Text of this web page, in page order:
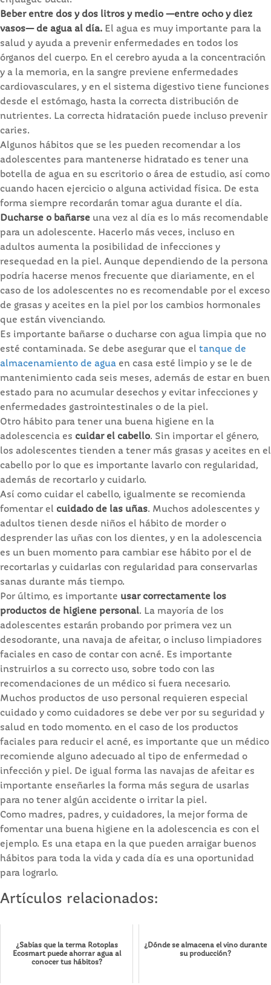
Beber entre dos y dos litros y medio —entre ocho y diez
vasos— de agua al día. El agua es muy importante para la
salud y ayuda a prevenir enfermedades en todos los
órganos del cuerpo. En el cerebro ayuda a la concentración
y a la memoria, en la sangre previene enfermedades
cardiovasculares, y en el sistema digestivo tiene funciones
desde el estómago, hasta la correcta distribución de
nutrientes. La correcta hidratación puede incluso prevenir
caries.
Algunos hábitos que se les pueden recomendar a los
adolescentes para mantenerse hidratado es tener una
botella de agua en su escritorio o área de estudio, así como
cuando hacen ejercicio o alguna actividad física. De esta
forma siempre recordarán tomar agua durante el día.
Ducharse o bañarse una vez al día es lo más recomendable
para un adolescente. Hacerlo más veces, incluso en
adultos aumenta la posibilidad de infecciones y
resequedad en la piel. Aunque dependiendo de la persona
podría hacerse menos frecuente que diariamente, en el
caso de los adolescentes no es recomendable por el exceso
de grasas y aceites en la piel por los cambios hormonales
que están vivenciando.
Es importante bañarse o ducharse con agua limpia que no
esté contaminada. Se debe asegurar que el tanque de
almacenamiento de agua en casa esté limpio y se le de
mantenimiento cada seis meses, además de estar en buen
estado para no acumular desechos y evitar infecciones y
enfermedades gastrointestinales o de la piel.
Otro hábito para tener una buena higiene en la
adolescencia es cuidar el cabello. Sin importar el género,
los adolescentes tienden a tener más grasas y aceites en el
cabello por lo que es importante lavarlo con regularidad,
además de recortarlo y cuidarlo.
Así como cuidar el cabello, igualmente se recomienda
fomentar el cuidado de las uñas. Muchos adolescentes y
adultos tienen desde niños el hábito de morder o
desprender las uñas con los dientes, y en la adolescencia
es un buen momento para cambiar ese hábito por el de
recortarlas y cuidarlas con regularidad para conservarlas
sanas durante más tiempo.
Por último, es importante usar correctamente los
productos de higiene personal. La mayoría de los
adolescentes estarán probando por primera vez un
desodorante, una navaja de afeitar, o incluso limpiadores
faciales en caso de contar con acné. Es importante
instruirlos a su correcto uso, sobre todo con las
recomendaciones de un médico si fuera necesario.
Muchos productos de uso personal requieren especial
cuidado y como cuidadores se debe ver por su seguridad y
salud en todo momento. en el caso de los productos
faciales para reducir el acné, es importante que un médico
recomiende alguno adecuado al tipo de enfermedad o
infección y piel. De igual forma las navajas de afeitar es
importante enseñarles la forma más segura de usarlas
para no tener algún accidente o irritar la piel.
Como madres, padres, y cuidadores, la mejor forma de
fomentar una buena higiene en la adolescencia es con el
ejemplo. Es una etapa en la que pueden arraigar buenos
hábitos para toda la vida y cada día es una oportunidad
para lograrlo.
Artículos relacionados:
¿Sabías que la terma Rotoplas
Ecosmart puede ahorrar agua al
conocer tus hábitos?
¿Dónde se almacena el vino durante
su producción?